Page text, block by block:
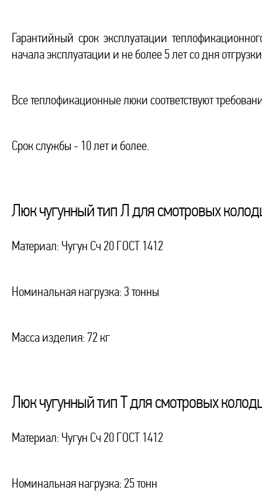
Гарантийный срок эксплуатации
начала эксплуатации и не более 5 лет со дня
Все теплофикационные люки соответствуют
Срок службы - 10 лет и более.
Люк чугунный тип Л для смотровых
Материал: Чугун Сч 20 ГОСТ 1412
Номинальная нагрузка: 3 тонны
Масса изделия: 72 кг
Люк чугунный тип Т для смотровых
Материал: Чугун Сч 20 ГОСТ 1412
Номинальная нагрузка: 25 тонн